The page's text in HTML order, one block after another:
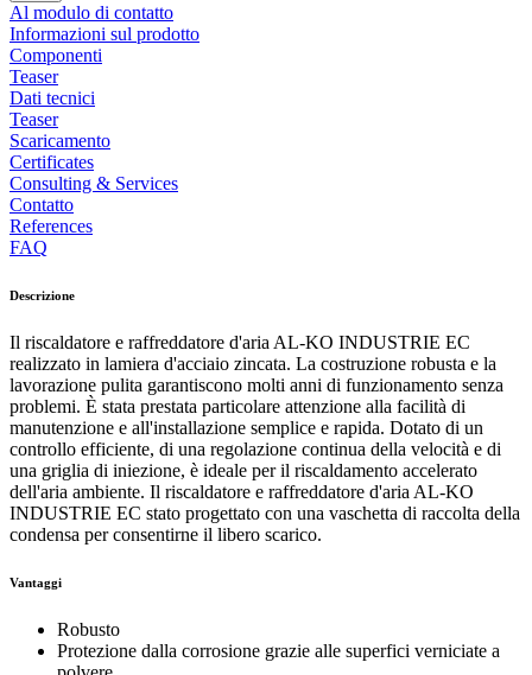
Al modulo di contatto
Informazioni sul prodotto
Componenti
Teaser
Dati tecnici
Teaser
Scaricamento
Certificates
Consulting & Services
Contatto
References
FAQ
Descrizione
Il riscaldatore e raffreddatore d'aria AL-KO INDUSTRIE EC
realizzato in lamiera d'acciaio zincata. La costruzione robusta e la
lavorazione pulita garantiscono molti anni di funzionamento senza
problemi. È stata prestata particolare attenzione alla facilità di
manutenzione e all'installazione semplice e rapida. Dotato di un
controllo efficiente, di una regolazione continua della velocità e di
una griglia di iniezione, è ideale per il riscaldamento accelerato
dell'aria ambiente. Il riscaldatore e raffreddatore d'aria AL-KO
INDUSTRIE EC stato progettato con una vaschetta di raccolta della
condensa per consentirne il libero scarico.
Vantaggi
Robusto
Protezione dalla corrosione grazie alle superfici verniciate a